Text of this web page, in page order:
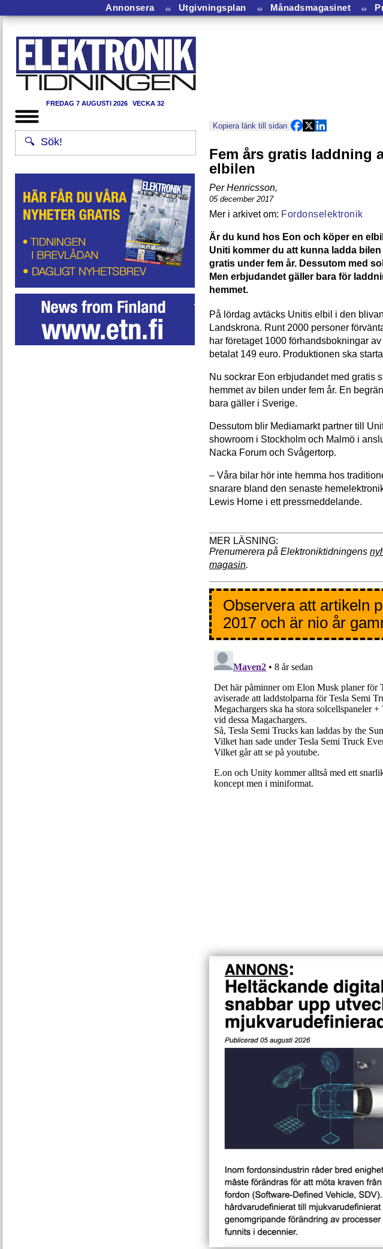
Annonsera ⏛ Utgivningsplan ⏛ Månadsmagasinet ⏛
FREDAG 7 AUGUSTI 2026 VECKA 32
Kopiera länk till sidan
Fem års gratis laddning
elbilen
Per Henricsson,
05 december 2017
Fordonselektronik
Är du kund hos Eon och köper en
Uniti kommer du att kunna ladda bilen
gratis under fem år. Dessutom med
Men erbjudandet gäller bara för
hemmet.
På lördag avtäcks Unitis elbil i den
Landskrona. Runt 2000 personer
har företaget 1000 förhandsbokningar
betalat 149 euro. Produktionen ska
Nu sockrar Eon erbjudandet med gratis
hemmet av bilen under fem år. En
bara gäller i Sverige.
Dessutom blir Mediamarkt partner till
showroom i Stockholm och Malmö i
Nacka Forum och Svågertorp.
– Våra bilar hör inte hemma hos
snarare bland den senaste
Lewis Horne i ett pressmeddelande.
Prenumerera på Elektroniktidningens
magasin.
Observera att artikeln
2017 och är nio år